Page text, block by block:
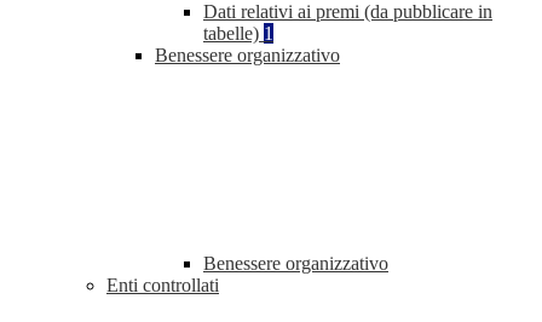
Dati relativi ai premi (da pubblicare in
tabelle) 1
Benessere organizzativo
Benessere organizzativo
Enti controllati